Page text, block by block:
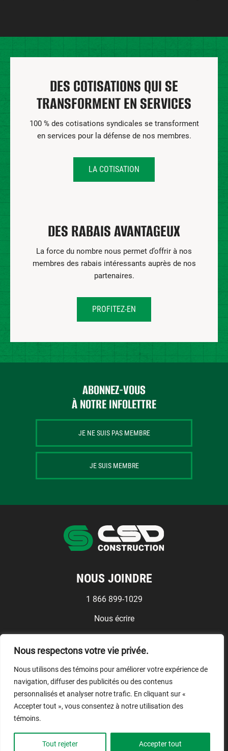
Nous respectons votre vie privée.
Nous utilisons des témoins pour améliorer votre expérience de
navigation, diffuser des publicités ou des contenus
personnalisés et analyser notre trafic. En cliquant sur «
Accepter tout », vous consentez à notre utilisation des
témoins.
Tout rejeter Accepter tout
DES COTISATIONS QUI SE
TRANSFORMENT EN SERVICES
100 % des cotisations syndicales se transforment
en services pour la défense de nos membres.
LA COTISATION
DES RABAIS AVANTAGEUX
La force du nombre nous permet d’offrir à nos
membres des rabais intéressants auprès de nos
partenaires.
PROFITEZ-EN
NOUS JOINDRE
1 866 899-1029
Nous écrire
Conditions d'utilisation
NOUS SUIVRE
© CSD Construction, 2026.
ABONNEZ-VOUS
À NOTRE INFOLETTRE
JE NE SUIS PAS MEMBRE
JE SUIS MEMBRE